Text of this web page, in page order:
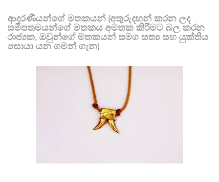
ආදරණීයන්ගේ මතකයන් (අතුරුදහන් කරන ලද
සමීපතමයන්ගේ මතකය අමතක කිරීමට බල කරන
රාජ්‍යක, ඔවුන්ගේ මතකයන් සමග සත්‍ය සහ යුක්තිය
සොයා යන ගමන් ගැන)